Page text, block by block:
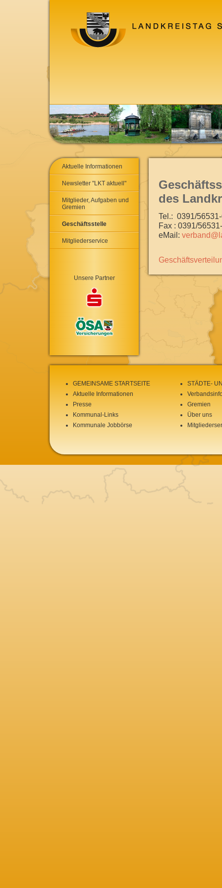
Aktuelle Informationen
Newsletter "LKT aktuell"
Mitglieder, Aufgaben und
Gremien
Geschäftsstelle
Mitgliederservice
Unsere Partner
des
Tel.: 0391/
Fax : 0391/
eMail:
GEMEINSAME STARTSEITE
Aktuelle Informationen
Presse
Kommunal-Links
Kommunale Jobbörse
STÄDTE-
Gremien
Über uns